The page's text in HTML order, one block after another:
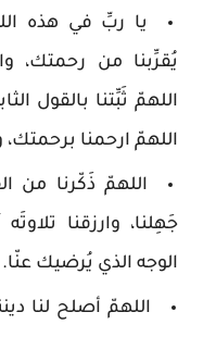
يا ربِّ في هذه
يُقرِّبنا من رحمتك،
اللهمّ ثَبِّتنا بالقول
اللهمّ ارحمنا برحمتك،
اللهمّ ذَكّرنا من
جَهِلنا، وارزقنا
الوجه الذي يُرضيك عنّا.
اللهمّ أصلح لنا